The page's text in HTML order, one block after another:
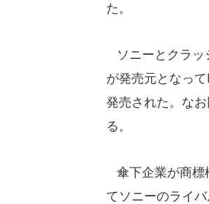
た。
ソニーとクラッ
が発売元となっ
発売された。な
る。
傘下企業が商標
てソニーのライ